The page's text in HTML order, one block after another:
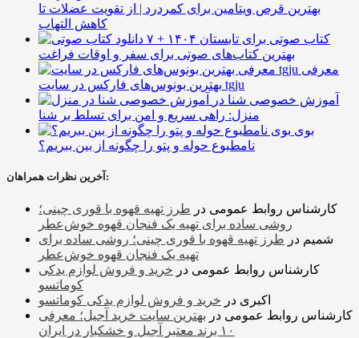
بهترین قرص ویتامین برای کمردرد | از تقویت عضلات تا
کاهش التهاب
۷ کتاب صوتی برای تابستان ۱۴۰۴ +
بهترین کتاب‌های صوتی برای سفر و اوقات فراغت
معرفی
بهترین بونوس‌های فارکس در سایت tgju
آموزش خصوصی شنا در
منزل: راهی سریع و امن برای تسلط بر شنا
بوی
نامطبوع حوله و پتو را چگونه از بین ببریم؟
آخرین نظرات همراهان:
کارشناس روابط عمومی در طرز تهیه قهوه با قوری چینی؛
روشی ساده برای تهیه یک فنجان قهوه خوش‌عطر
شمیم در طرز تهیه قهوه با قوری چینی؛ روشی ساده برای
تهیه یک فنجان قهوه خوش‌عطر
کارشناس روابط عمومی در خرید و فروش لوازم یدکی
کوماتسو
اکبری در خرید و فروش لوازم یدکی کوماتسو
کارشناس روابط عمومی در بهترین سایت خرید آجیل؛ معرفی
۱۰ برند معتبر آجیل و خشکبار در ایران